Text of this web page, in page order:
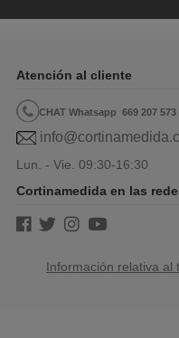
Atención al cliente
CHAT Whatsapp 669 207 573
Lun. - Vie. 09:30-16:30
Cortinamedida en las
Información relativa al